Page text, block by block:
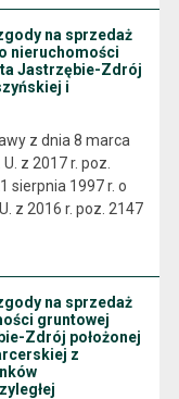
na sprzedaż
nieruchomości
Jastrzębie-Zdrój
i
z dnia 8 marca
z 2017 r. poz.
sierpnia 1997 r. o
z 2016 r. poz. 2147
na sprzedaż
gruntowej
Zdrój położonej
z